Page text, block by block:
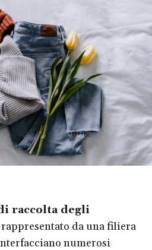
raccolta degli
rappresentato da una filiera
numerosi